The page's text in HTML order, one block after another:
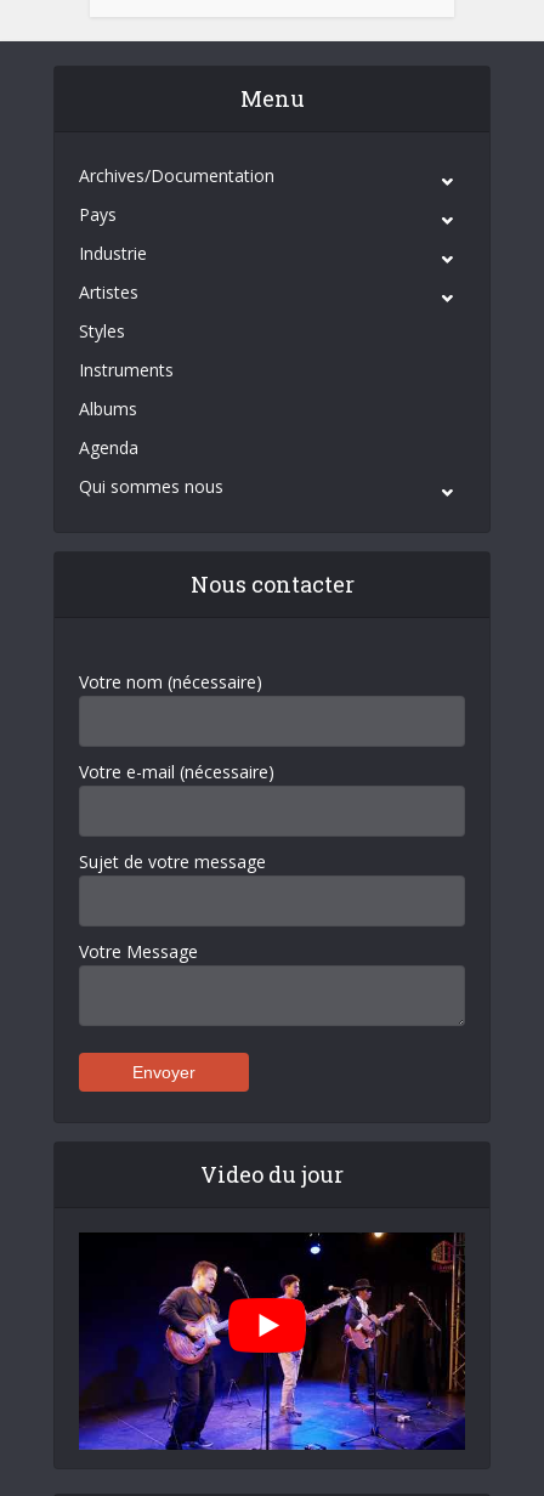
Menu
Archives/Documentation
Pays
Industrie
Artistes
Styles
Instruments
Albums
Agenda
Qui sommes nous
Nous contacter
Votre nom (nécessaire)
Votre e-mail (nécessaire)
Sujet de votre message
Votre Message
Video du jour